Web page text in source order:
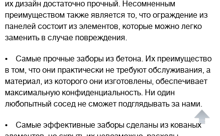
их дизайн достаточно прочный. Несомненным
преимуществом также является то, что ограждение из
панелей состоит из элементов, которые можно легко
заменить в случае повреждения.
• Самые прочные заборы из бетона. Их преимущество
в том, что они практически не требуют обслуживания, а
материал, из которого они изготовлены, обеспечивает
максимальную конфиденциальность. Ни один
любопытный сосед не сможет подглядывать за нами.
• Самые эффективные заборы сделаны из кованых